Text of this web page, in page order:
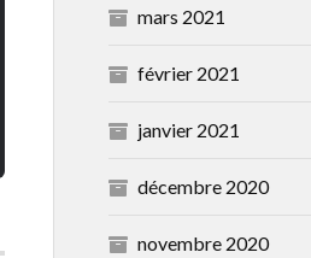
mars 2021
février 2021
janvier 2021
décembre 2020
novembre 2020